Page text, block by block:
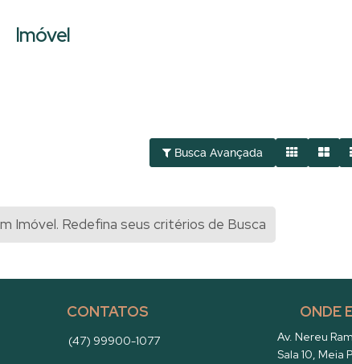
Imóvel
Busca Avançada
Imóvel. Redefina seus critérios de Busca
CONTATOS
(47) 99900-1077
ONDE
Av. Nereu
Sala 10, Meia